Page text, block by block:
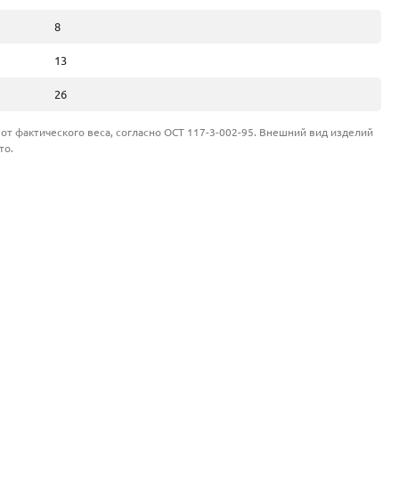
8
13
26
фактического веса, согласно ОСТ 117-3-002-95. Внешний вид изделий